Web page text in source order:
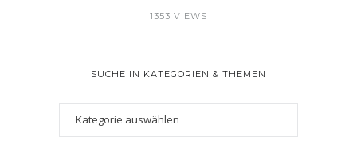
1353 VIEWS
SUCHE IN KATEGORIEN & THEMEN